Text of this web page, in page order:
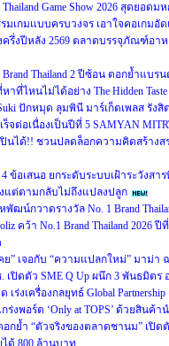
x Thailand Game Show 2026 สุดย
มเกมแบบครบวงจร เอาใจคอเกม
ครึ่งปีหลัง 2569 ตลาดบรรจุภัณฑ์อ
Brand Thailand 2 ปีซ้อน ตอกย้ำแบ
ที่ไหนไม่ได้อย่าง The Hidden Taste
ปักหมุด ลุมพินี มาร์เก็ตเพลส รัง
จต่อเนื่องเป็นปีที่ 5 SAMYAN
นได้!! ชวนปลดล็อกความคิดสร้างส
ข้อเสนอ ยกระดับระบบเฝ้าระวังส
แต่ตามกลับไม่ถึงแปลงปลูก
พัฒน์กวาดรางวัล No. 1 Brand
คว้า No.1 Brand Thailand
ย” เจอกับ “ความแปลกใหม่” มาม่
เปิดตัว SME Q Up ผนึก 3 พันธมิต
เร่งเครื่องกลยุทธ์ Global
ร่งพอร์ต ‘Only at TOPS’ ด้วยสิน
อกย้ำ “ตัวจริงของตลาดชานม” เปิด
ด้ 800 ล้านบาท